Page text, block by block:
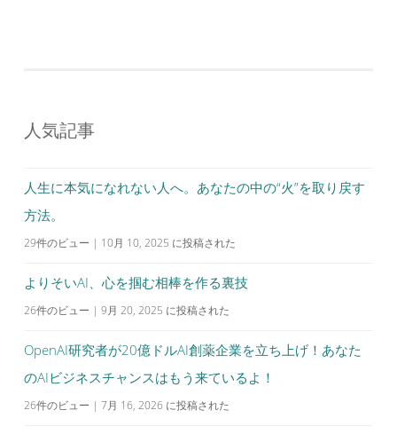
人気記事
人生に本気になれない人へ。あなたの中の“火”を取り戻す
方法。
29件のビュー | 10月 10, 2025 に投稿された
よりそいAI、心を掴む相棒を作る裏技
26件のビュー | 9月 20, 2025 に投稿された
OpenAI研究者が20億ドルAI創薬企業を立ち上げ！あなた
のAIビジネスチャンスはもう来ているよ！
26件のビュー | 7月 16, 2026 に投稿された